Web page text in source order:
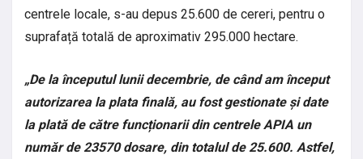
centrele locale, s-au depus 25.600 de cereri, pentru o
suprafață totală de aproximativ 295.000 hectare.
„De la începutul lunii decembrie, de când am început
autorizarea la plata finală, au fost gestionate și date
la plată de către funcționarii din centrele APIA un
număr de 23570 dosare, din totalul de 25.600. Astfel,